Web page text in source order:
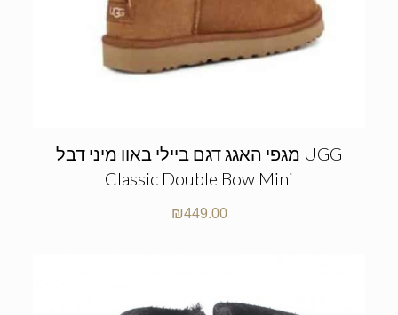
מגפי האגג דגם ביילי באוו מיני דבל UGG
Classic Double Bow Mini
₪449.00